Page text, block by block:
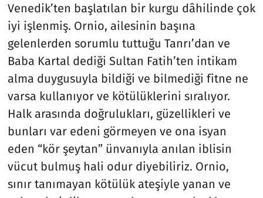
Venedik’ten başlatılan bir kurgu dâhilinde çok
iyi işlenmiş. Ornio, ailesinin başına
gelenlerden sorumlu tuttuğu Tanrı’dan ve
Baba Kartal dediği Sultan Fatih’ten intikam
alma duygusuyla bildiği ve bilmediği fitne ne
varsa kullanıyor ve kötülüklerini sıralıyor.
Halk arasında doğrulukları, güzellikleri ve
bunları var edeni görmeyen ve ona isyan
eden “kör şeytan” ünvanıyla anılan iblisin
vücut bulmuş hali odur diyebiliriz. Ornio,
sınır tanımayan kötülük ateşiyle yanan ve